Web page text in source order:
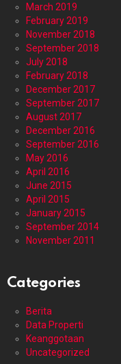
March 2019
February 2019
November 2018
September 2018
July 2018
February 2018
December 2017
September 2017
August 2017
December 2016
September 2016
May 2016
April 2016
June 2015
April 2015
January 2015
September 2014
November 2011
Categories
Berita
Data Properti
Keanggotaan
Uncategorized